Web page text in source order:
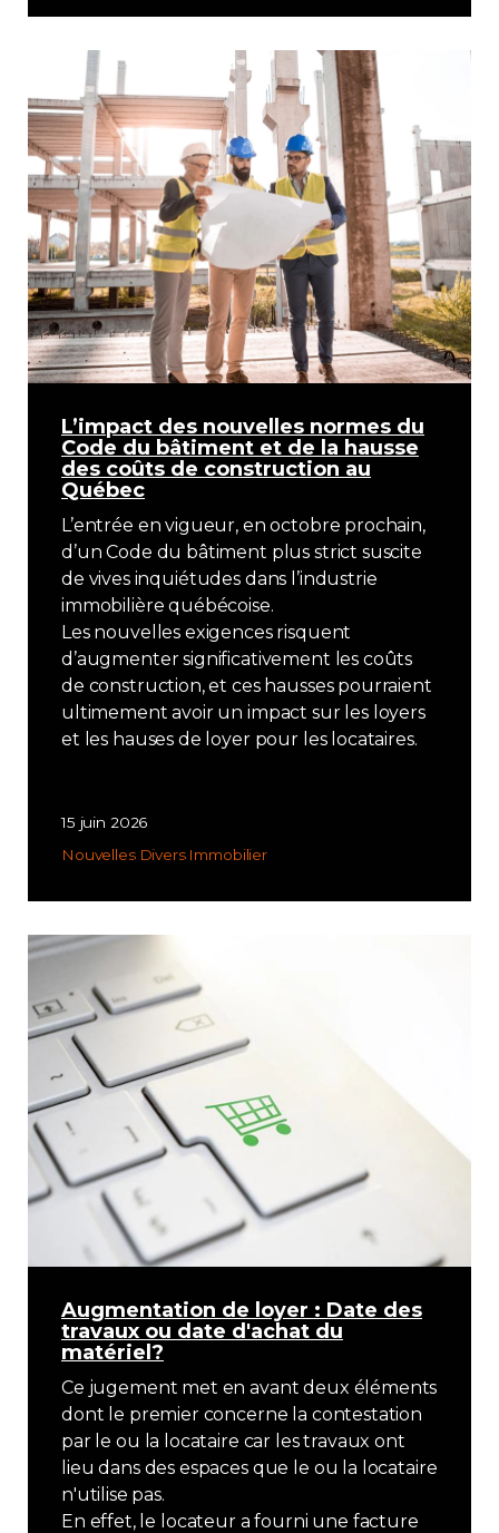
L’impact des nouvelles normes du
Code du bâtiment et de la hausse
des coûts de construction au
Québec
L’entrée en vigueur, en octobre prochain,
d’un Code du bâtiment plus strict suscite
de vives inquiétudes dans l’industrie
immobilière québécoise.
Les nouvelles exigences risquent
d’augmenter significativement les coûts
de construction, et ces hausses pourraient
ultimement avoir un impact sur les loyers
et les hauses de loyer pour les locataires.
15 juin 2026
Nouvelles Divers Immobilier
Augmentation de loyer : Date des
travaux ou date d'achat du
matériel?
Ce jugement met en avant deux éléments
dont le premier concerne la contestation
par le ou la locataire car les travaux ont
lieu dans des espaces que le ou la locataire
n'utilise pas.
En effet, le locateur a fourni une facture